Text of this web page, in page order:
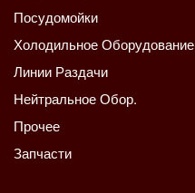
Посудомойки
Холодильное Оборудование
Линии Раздачи
Нейтральное Обор.
Прочее
Запчасти